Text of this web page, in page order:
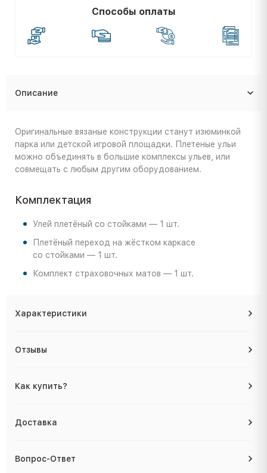
Способы оплаты
Описание
Оригинальные вязаные конструкции станут изюминкой
парка или детской игровой площадки. Плетеные ульи
можно объединять в большие комплексы ульев, или
совмещать с любым другим оборудованием.
Комплектация
Улей плетёный со стойками — 1 шт.
Плетёный переход на жёстком каркасе
со стойками — 1 шт.
Комплект страховочных матов — 1 шт.
Характеристики
Отзывы
Как купить?
Доставка
Вопрос-Ответ